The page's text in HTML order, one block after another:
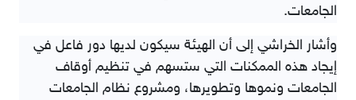
الجامعات.
وأشار الخراشي إلى أن الهيئة سيكون لديها دور فاعل في
إيجاد هذه الممكنات التي ستسهم في تنظيم أوقاف
الجامعات ونموها وتطويرها، ومشروع نظام الجامعات